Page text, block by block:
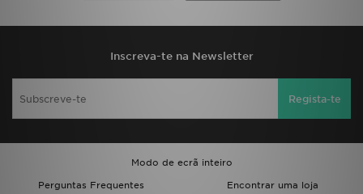
Inscreva-te na Newsletter
Regista-te
Modo de ecrã inteiro
Perguntas Frequentes
Encontrar uma loja